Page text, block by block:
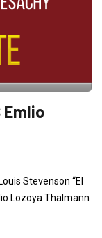
Emlio
Stevenson “El
Lozoya Thalmann